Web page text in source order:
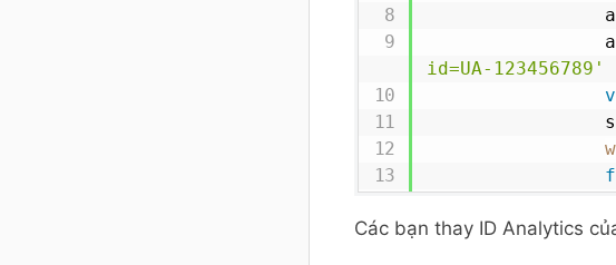
id=UA-123456789'
}
Các bạn thay ID Analytics